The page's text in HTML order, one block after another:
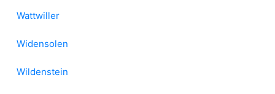
Wattwiller
Widensolen
Wildenstein